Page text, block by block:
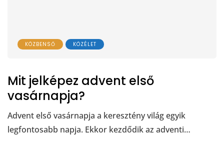
KÖZBENSŐ KÖZÉLET
Mit jelképez advent első
vasárnapja?
Advent első vasárnapja a keresztény világ egyik
legfontosabb napja. Ekkor kezdődik az adventi…